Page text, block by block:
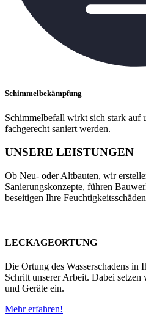
Schimmelbekämpfung
Schimmelbefall wirkt sich stark auf
fachgerecht saniert werden.
UNSERE LEISTUNGEN
Ob Neu- oder Altbauten, wir
Sanierungskonzepte, führen
beseitigen Ihre
LECKAGEORTUNG
Die Ortung des Wasserschadens in
Schritt unserer Arbeit. Dabei
und Geräte ein.
Mehr erfahren!